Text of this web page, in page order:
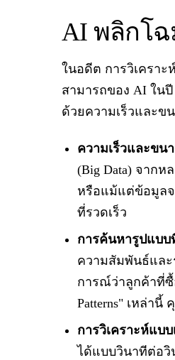
AI พลิกโฉ
ในอดีต การวิเครา
สามารถของ AI ใน
ด้วยความเร็วและข
ความเร็วและขน
(Big Data) จาก
หรือแม้แต่ข้อมูลจ
ที่รวดเร็ว
การค้นหารูปแบบ
ความสัมพันธ์และ
การณ์ว่าลูกค้าที่ซื้
Patterns" เหล่า
การวิเคราะห์แบ
ได้แบบวินาทีต่อ